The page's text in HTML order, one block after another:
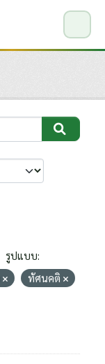
รูปแบบ:
ทัศนคติ